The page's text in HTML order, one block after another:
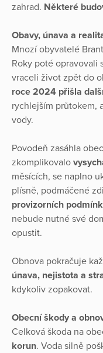
zahrad. Některé
Obavy, únava a
Mnozí obyvatelé
Roky poté opravovali
vraceli život zpět do
roce 2024 přišla
rychlejším průtokem,
vody.
Povodeň zasáhla obec
zkomplikovalo
měsících, se naplno
plísně, podmáčené
provizorních
nebude nutné své
opustit.
Obnova pokračuje
únava, nejistota a
kdykoliv zopakovat.
Obecní škody a
Celková škoda na
korun. Voda silně